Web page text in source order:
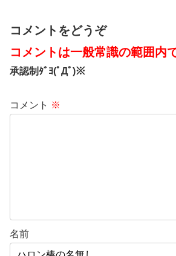
コメントをどうぞ
コメントは一般常識の範囲内
承認制ﾀﾞﾖ(ﾟДﾟ)※
コメント ※
名前